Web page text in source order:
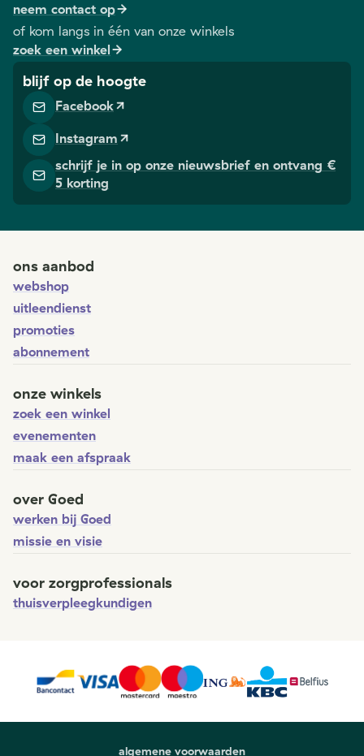
neem contact op
of kom langs in één van onze winkels
zoek een winkel
blijf op de hoogte
Facebook
Instagram
schrijf je in op onze nieuwsbrief en ontvang €
5 korting
ons aanbod
webshop
uitleendienst
promoties
abonnement
onze winkels
zoek een winkel
evenementen
maak een afspraak
over Goed
werken bij Goed
missie en visie
voor zorgprofessionals
thuisverpleegkundigen
algemene voorwaarden